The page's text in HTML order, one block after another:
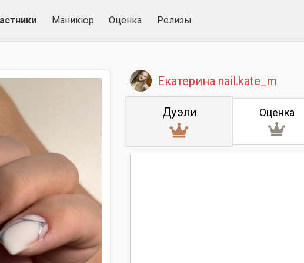
Маникюр Оценка Релизы
Екатерина nail.kate_m
Дуэли Оценка